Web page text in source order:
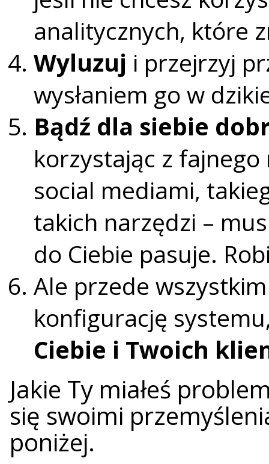
analitycznych, które
Wyluzuj i przejrzyj
wysłaniem go w
Bądź dla siebie
korzystając z
social mediami,
takich narzędzi –
do Ciebie pasuje.
Ale przede
konfigurację
Ciebie i Twoich
Jakie Ty miałeś
się swoimi
poniżej.